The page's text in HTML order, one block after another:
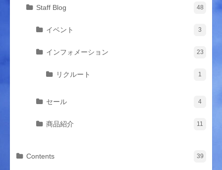
Staff Blog 48
イベント 3
インフォメーション 23
リクルート 1
セール 4
商品紹介 11
Contents 39